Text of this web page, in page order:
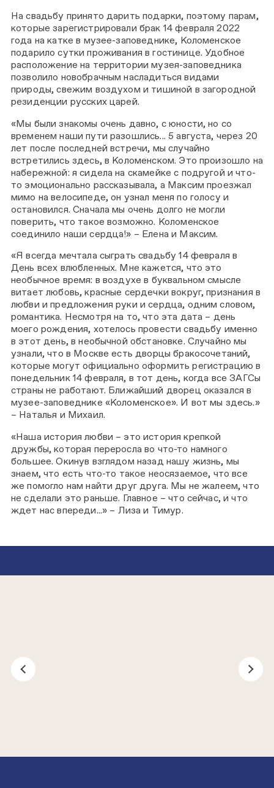
На свадьбу принято дарить подарки, поэтому парам,
которые зарегистрировали брак 14 февраля 2022
года на катке в музее-заповеднике, Коломенское
подарило сутки проживания в гостинице. Удобное
расположение на территории музея-заповедника
позволило новобрачным насладиться видами
природы, свежим воздухом и тишиной в загородной
резиденции русских царей.
«Мы были знакомы очень давно, с юности, но со
временем наши пути разошлись... 5 августа, через 20
лет после последней встречи, мы случайно
встретились здесь, в Коломенском. Это произошло на
набережной: я сидела на скамейке с подругой и что-
то эмоционально рассказывала, а Максим проезжал
мимо на велосипеде, он узнал меня по голосу и
остановился. Сначала мы очень долго не могли
поверить, что такое возможно. Коломенское
соединило наши сердца!» – Елена и Максим.
«Я всегда мечтала сыграть свадьбу 14 февраля в
День всех влюбленных. Мне кажется, что это
необычное время: в воздухе в буквальном смысле
витает любовь, красные сердечки вокруг, признания в
любви и предложения руки и сердца, одним словом,
романтика. Несмотря на то, что эта дата – день
моего рождения, хотелось провести свадьбу именно
в этот день, в необычной обстановке. Случайно мы
узнали, что в Москве есть дворцы бракосочетаний,
которые могут официально оформить регистрацию в
понедельник 14 февраля, в тот день, когда все ЗАГСы
страны не работают. Ближайший дворец оказался в
музее-заповеднике «Коломенское». И вот мы здесь.»
– Наталья и Михаил.
«Наша история любви – это история крепкой
дружбы, которая переросла во что-то намного
большее. Окинув взглядом назад нашу жизнь, мы
знаем, что есть что-то такое неосязаемое, что все
же помогло нам найти друг друга. Мы не жалеем, что
не сделали это раньше. Главное – что сейчас, и что
ждет нас впереди...» – Лиза и Тимур.